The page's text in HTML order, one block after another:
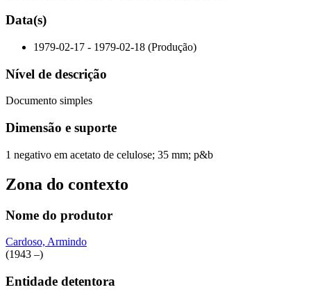
Data(s)
1979-02-17 - 1979-02-18 (Produção)
Nível de descrição
Documento simples
Dimensão e suporte
1 negativo em acetato de celulose; 35 mm; p&b
Zona do contexto
Nome do produtor
Cardoso, Armindo
(1943 –)
Entidade detentora